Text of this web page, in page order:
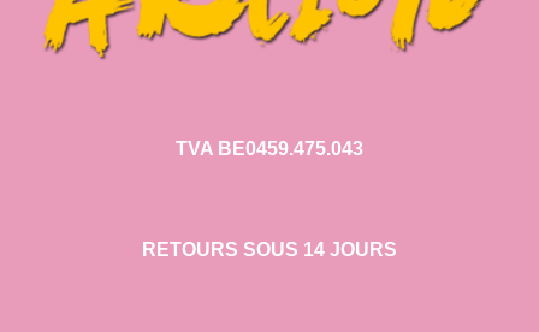
TVA BE0459.475.043
RETOURS SOUS 14 JOURS